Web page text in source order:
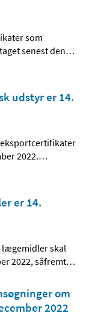
som
senest den…
udstyr er 14.
2022.…
er 14.
lægemidler skal
2022, såfremt…
om
2022